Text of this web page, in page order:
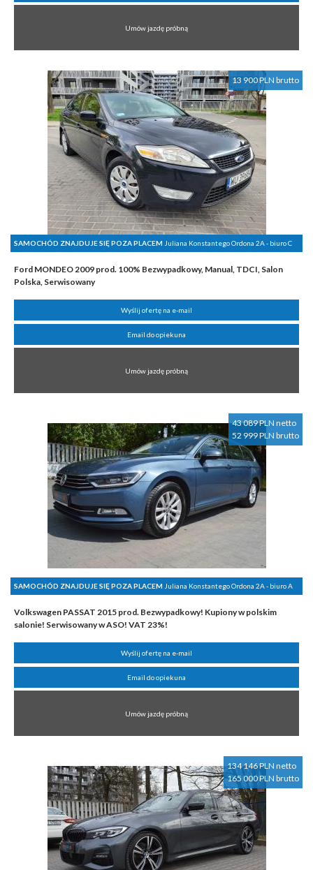
Umów jazdę próbną
13 900 PLN brutto
SAMOCHÓD ZNAJDUJE SIĘ POZA PLACEM Juliana Konstantego Ordona 2A - biuro C
Ford MONDEO 2009 prod. 100% Bezwypadkowy, Manual, TDCI, Salon
Polska, Serwisowany
Wyślij ofertę na e-mail
Email do opiekuna
Umów jazdę próbną
43 089 PLN netto
52 999 PLN brutto
SAMOCHÓD ZNAJDUJE SIĘ POZA PLACEM Juliana Konstantego Ordona 2A - biuro A
Volkswagen PASSAT 2015 prod. Bezwypadkowy! Kupiony w polskim
salonie! Serwisowany w ASO! VAT 23%!
Wyślij ofertę na e-mail
Email do opiekuna
Umów jazdę próbną
134 146 PLN netto
165 000 PLN brutto